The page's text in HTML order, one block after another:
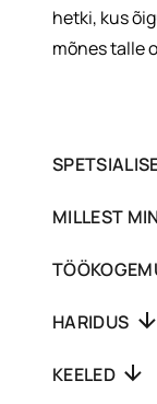
hetki, kus
mõnes talle
MILLEST
HARIDUS
KEELED